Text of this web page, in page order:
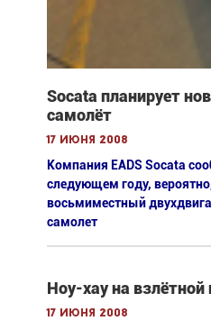
Socata планирует
самолёт
17 июня 2008
Компания EADS Socata
следующем году,
восьмиместный
самолет
Ноу-хау на взлётной
17 июня 2008